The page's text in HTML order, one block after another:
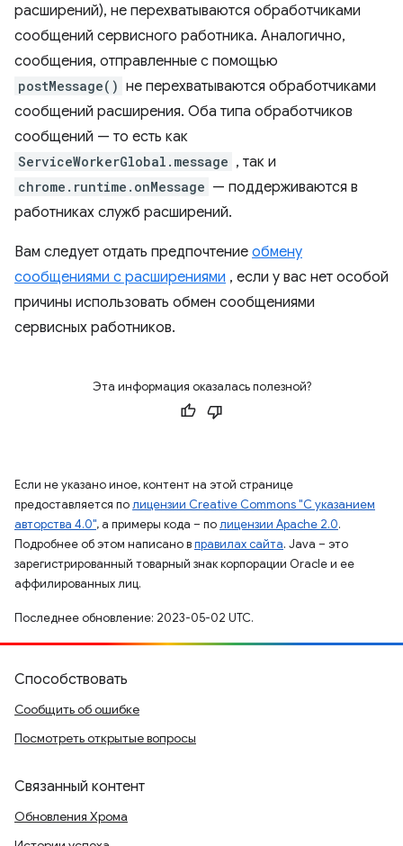
расширений), не перехватываются обработчиками
сообщений сервисного работника. Аналогично,
сообщения, отправленные с помощью
postMessage() не перехватываются обработчиками
сообщений расширения. Оба типа обработчиков
сообщений — то есть как
ServiceWorkerGlobal.message , так и
chrome.runtime.onMessage — поддерживаются в
работниках служб расширений.
Вам следует отдать предпочтение обмену
сообщениями с расширениями , если у вас нет особой
причины использовать обмен сообщениями
сервисных работников.
Эта информация оказалась полезной?
Если не указано иное, контент на этой странице
предоставляется полицензии Creative Commons "С указанием
авторства 4.0", а примеры кода – полицензии Apache 2.0.
Подробнее об этом написано вправилах сайта. Java – это
зарегистрированный товарный знак корпорации Oracle и ее
аффилированных лиц.
Последнее обновление: 2023-05-02 UTC.
Способствовать
Сообщить об ошибке
Посмотреть открытые вопросы
Связанный контент
Обновления Хрома